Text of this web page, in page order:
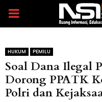
PRIMARY
HUKUM PEMILU
Soal Dana Ilegal
Dorong PPATK
Polri dan